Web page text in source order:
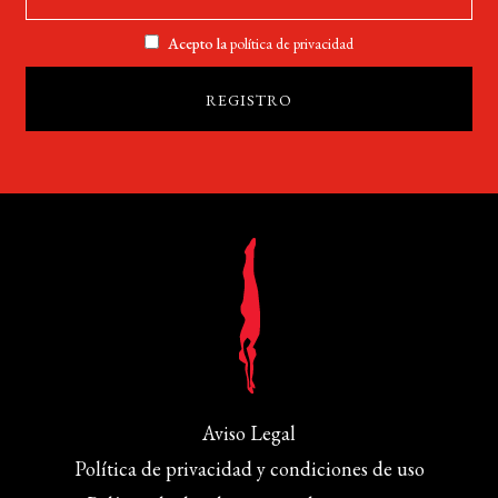
Acepto lapolítica de privacidad
Aviso Legal
Política de privacidad y condiciones de uso